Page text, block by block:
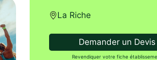
La Riche
Demander un Devis
Revendiquer votre fiche